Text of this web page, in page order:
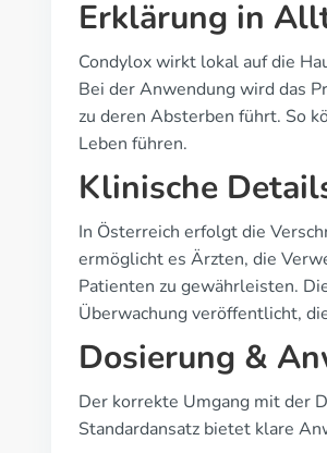
Erklärung in
Condylox wirkt lokal auf die
Bei der Anwendung wird das
zu deren Absterben führt. So
Leben führen.
Klinische
In Österreich erfolgt die
ermöglicht es Ärzten, die
Patienten zu gewährleisten.
Überwachung veröffentlicht,
Dosierung &
Der korrekte Umgang mit der
Standardansatz bietet klare